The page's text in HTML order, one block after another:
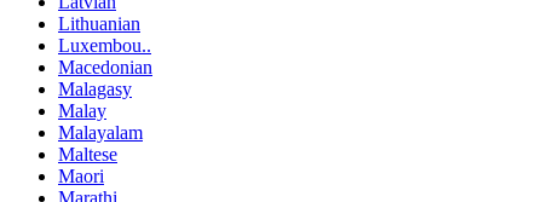
Lithuanian
Luxembou..
Macedonian
Malagasy
Malay
Malayalam
Maltese
Maori